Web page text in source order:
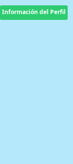
Información del Perfil